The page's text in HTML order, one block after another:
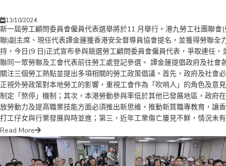
13/10/2024
新一屆勞工顧問委員會僱員代表選舉將於11 月舉行。港九勞工社團聯會
聯)副主席、現任代表譚金蓮獲香港安全督導員協會提名，並獲得勞聯全
持，今日(9 日)正式宣布參與競選勞工顧問委員會僱員代表，爭取連任，
聯同一眾勞聯及工會代表前往勞工處登記參選。 譚金蓮提倡政府及社會
關注三個勞工熱點並提出多項相關的勞工政策倡議。首先，政府及社會
正視外勞政策對本地勞工的影響，重視工會作為「吹哨人」的角色及意
制定「煞停」機制；其次，本港勞動參與率低於其他已發展地區，政府
放勞動力及提高職業技能方面必須推出新思維，推動新質職專教育，讓
打工仔女與行業發展與時並進；第三，近年工業傷亡屢見不鮮，情況未
大改善，必須提高各行各業建立職安健文化，更要提高社會及青年人對
健的重視及意識，做到「人命在心中、職安在社區」以及「人人講職安
早消隱患」的社會風氣，真正做到開心上班，平安回家的「平安香港」
行一眾勞聯及工會代表均表示全力支持譚金蓮競選勞工顧問委員會僱員代
Read More